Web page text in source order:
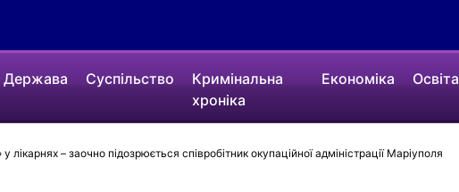
Держава Суспільство
Кримінальна
хроніка
Економіка Освіта
лікарнях – заочно підозрюється співробітник окупаційної адміністрації Маріуполя